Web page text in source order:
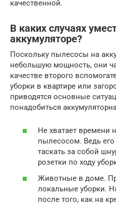
качественной.
В каких случаях
аккумуляторе?
Поскольку пылесосы на
небольшую мощность, они
качестве второго
уборки в квартире или
приводятся основные
понадобиться
Не хватает времени
пылесосом. Ведь его
таскать за собой
розетки по ходу
Животные в доме.
локальные уборки.
после того, как на